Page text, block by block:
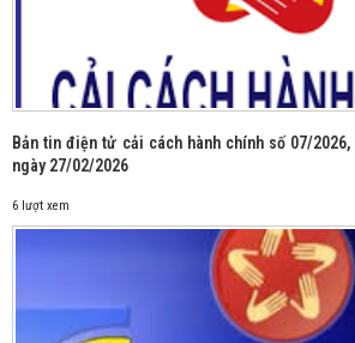
Bản tin điện tử cải cách hành chính số 07/
ngày 27/02/2026
6 lượt xem